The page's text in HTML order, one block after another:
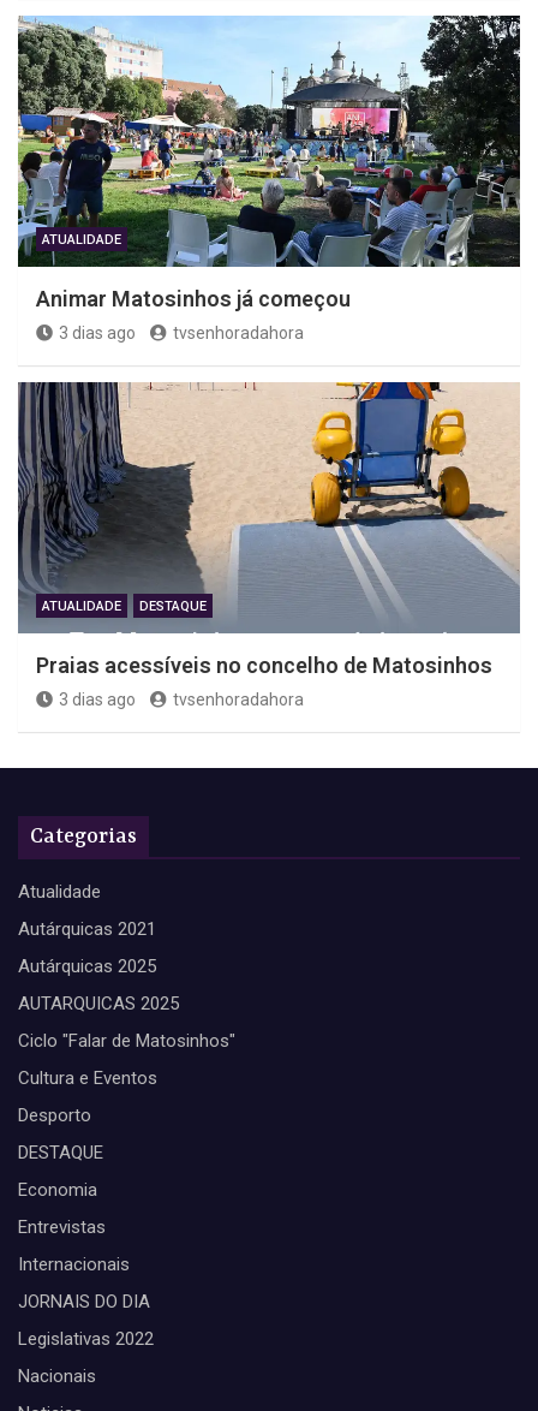
ATUALIDADE
Animar Matosinhos já começou
3 dias ago tvsenhoradahora
ATUALIDADE DESTAQUE
Praias acessíveis no concelho de Matosinhos
3 dias ago tvsenhoradahora
Categorias
Atualidade
Autárquicas 2021
Autárquicas 2025
AUTARQUICAS 2025
Ciclo "Falar de Matosinhos"
Cultura e Eventos
Desporto
DESTAQUE
Economia
Entrevistas
Internacionais
JORNAIS DO DIA
Legislativas 2022
Nacionais